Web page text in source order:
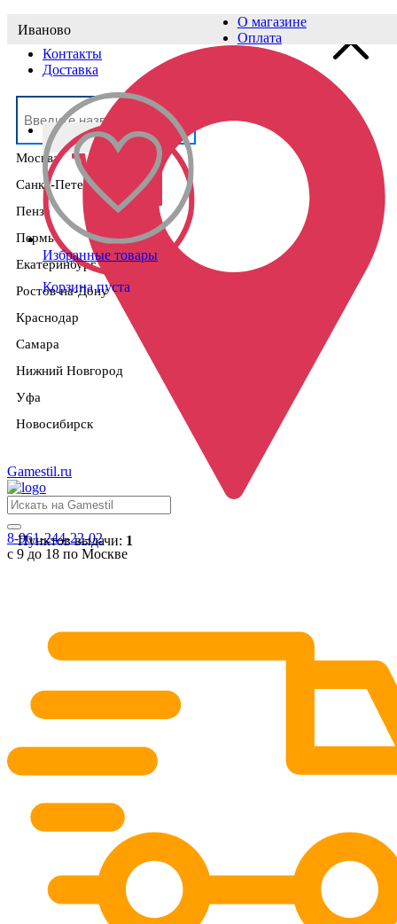
Выберите населённый пункт
Москва
Санкт-Петербург
Пенза
Пермь
Екатеринбург
Ростов-на-Дону
Краснодар
Самара
Нижний Новгород
Уфа
Новосибирск
Иваново
Пунктов выдачи: 1
О магазине
Оплата
Контакты
Доставка
Избранные товары
Корзина пуста
Gamestil.ru
8-961-244-22-02
с 9 до 18 по Москве